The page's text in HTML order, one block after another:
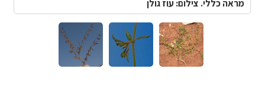
מראה כללי. צילום: עוז גולן